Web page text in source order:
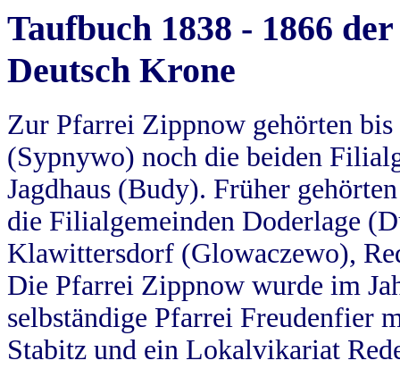
Taufbuch 1838 - 1866
Deutsch Krone
Zur Pfarrei Zippnow gehörten
(Sypnywo) noch die beiden
Jagdhaus (Budy). Früher
die Filialgemeinden Doderlage
Klawittersdorf (Glowaczewo),
Die Pfarrei Zippnow wurde im
selbständige Pfarrei Freudenfier
Stabitz und ein Lokalvikariat